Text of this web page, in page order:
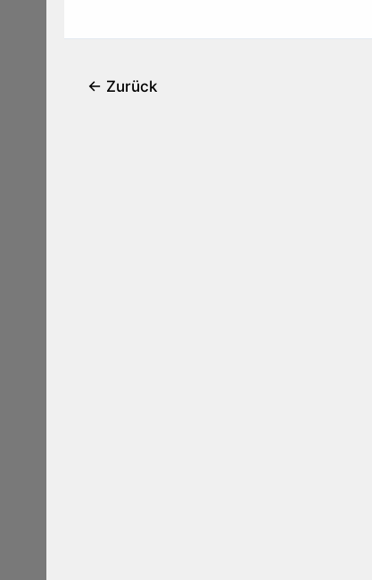
← Zurück